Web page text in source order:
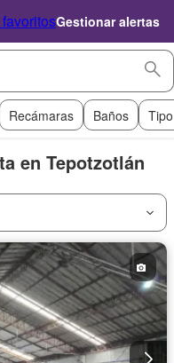
Gestionar alertas
Recámaras Baños
en Tepotzotlán